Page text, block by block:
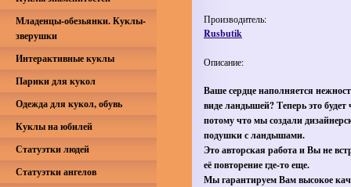
Производитель:
Rusbutik
Описание:
Ваше сердце наполняется
виде ландышей? Теперь это будет
потому что мы создали
подушки с ландышами.
Это авторская работа и Вы не
её повторение где-то еще.
Мы гарантируем Вам высокое
Младенцы-обезьянки. Куклы-
зверушки
Интерактивные куклы
Парики для кукол
Одежда для кукол, обувь
Куклы на юбилей
Статуэтки людей
Статуэтки ангелов